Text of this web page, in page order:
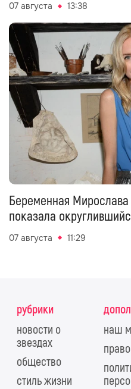
07 августа 13:38
Беременная
показала
07 августа 11:29
рубрики
новости о
звездах
общество
стиль жизни
наш